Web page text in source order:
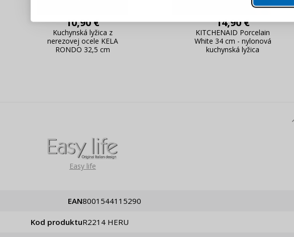
10,90 €
Kuchynská lyžica z
nerezovej ocele KELA
RONDO 32,5 cm
14,90 €
KITCHENAID Porcelain
White 34 cm - nylonová
kuchynská lyžica
Easy life
EAN 8001544115290
Kod produktu R2214 HERU
Živý náhľad na zmeny v objednávke
PRIHLÁSIŤ
Pripomenutie